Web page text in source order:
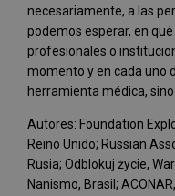
necesariamente, a las
podemos esperar, en
profesionales o
momento y en cada uno
herramienta médica,
Autores: Foundation
Reino Unido; Russian
Rusia; Odblokuj życie,
Nanismo, Brasil;